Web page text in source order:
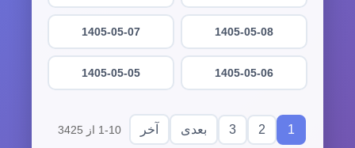
1405-05-08
1405-05-07
1405-05-06
1405-05-05
1
2
3 بعدی آخر 1-10 از 3425